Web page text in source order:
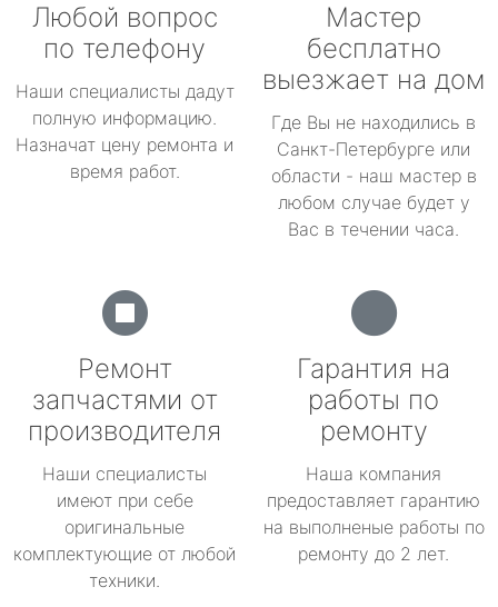
Любой вопрос
по телефону
Наши специалисты дадут
полную информацию.
Назначат цену ремонта и
время работ.
Мастер
бесплатно
выезжает на дом
Где Вы не находились в
Санкт-Петербурге или
области - наш мастер в
любом случае будет у
Вас в течении часа.
Ремонт
запчастями от
производителя
Наши специалисты
имеют при себе
оригинальные
комплектующие от любой
техники.
Гарантия на
работы по
ремонту
Наша компания
предоставляет гарантию
на выполненые работы по
ремонту до 2 лет.